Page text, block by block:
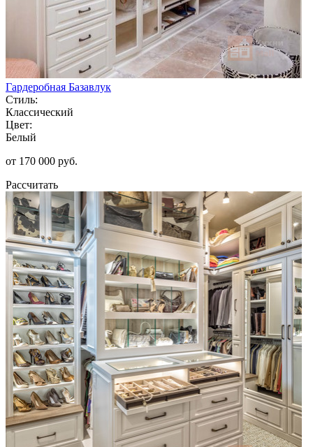
Гардеробная Базавлук
Стиль:
Классический
Цвет:
Белый
от 170 000 руб.
Рассчитать